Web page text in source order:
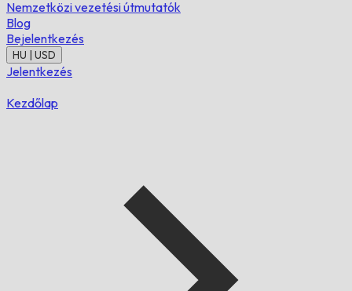
Nemzetközi vezetési útmutatók
Blog
Bejelentkezés
HU | USD
Jelentkezés
Kezdőlap